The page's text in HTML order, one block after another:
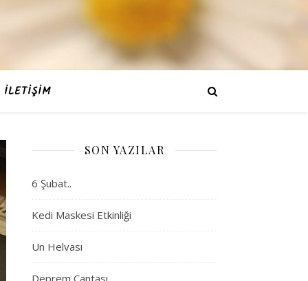
İLETIŞIM
SON YAZILAR
6 Şubat..
Kedi Maskesi Etkinliği
Un Helvası
Deprem Çantası